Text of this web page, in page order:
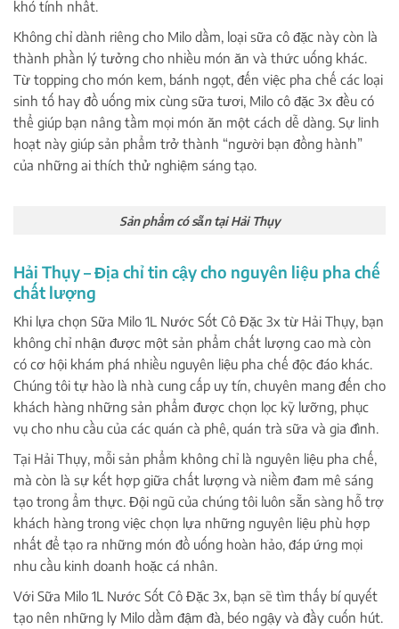
khó tính nhất.
Không chỉ dành riêng cho Milo dầm, loại sữa cô đặc này còn là
thành phần lý tưởng cho nhiều món ăn và thức uống khác.
Từ topping cho món kem, bánh ngọt, đến việc pha chế các loại
sinh tố hay đồ uống mix cùng sữa tươi, Milo cô đặc 3x đều có
thể giúp bạn nâng tầm mọi món ăn một cách dễ dàng. Sự linh
hoạt này giúp sản phẩm trở thành “người bạn đồng hành”
của những ai thích thử nghiệm sáng tạo.
Sản phẩm có sẵn tại Hải Thụy
Hải Thụy – Địa chỉ tin cậy cho nguyên liệu pha chế
chất lượng
Khi lựa chọn Sữa Milo 1L Nước Sốt Cô Đặc 3x từ Hải Thụy, bạn
không chỉ nhận được một sản phẩm chất lượng cao mà còn
có cơ hội khám phá nhiều nguyên liệu pha chế độc đáo khác.
Chúng tôi tự hào là nhà cung cấp uy tín, chuyên mang đến cho
khách hàng những sản phẩm được chọn lọc kỹ lưỡng, phục
vụ cho nhu cầu của các quán cà phê, quán trà sữa và gia đình.
Tại Hải Thụy, mỗi sản phẩm không chỉ là nguyên liệu pha chế,
mà còn là sự kết hợp giữa chất lượng và niềm đam mê sáng
tạo trong ẩm thực. Đội ngũ của chúng tôi luôn sẵn sàng hỗ trợ
khách hàng trong việc chọn lựa những nguyên liệu phù hợp
nhất để tạo ra những món đồ uống hoàn hảo, đáp ứng mọi
nhu cầu kinh doanh hoặc cá nhân.
Với Sữa Milo 1L Nước Sốt Cô Đặc 3x, bạn sẽ tìm thấy bí quyết
tạo nên những ly Milo dầm đậm đà, béo ngậy và đầy cuốn hút.